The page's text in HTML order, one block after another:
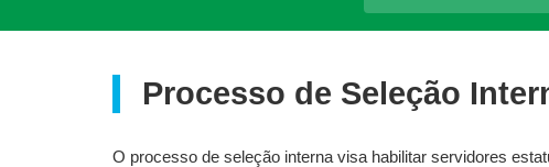
de
Gestão
Processo de Seleção
O processo de seleção interna visa habilitar servidores